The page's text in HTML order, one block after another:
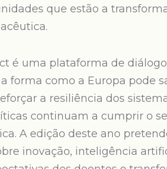
que estão a
é uma plataforma de
forma como a Europa pode
a resiliência dos
continuam a cumprir o
A edição deste ano
inovação, inteligência